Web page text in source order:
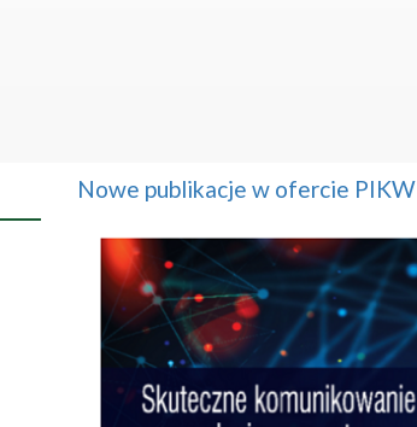
Nowe publikacje w ofercie PIKW